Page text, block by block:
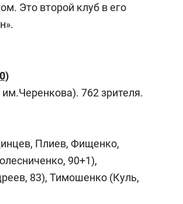
Это второй клуб в его
762 зрителя.
Плиев, Фищенко,
90+1),
83), Тимошенко (Куль,